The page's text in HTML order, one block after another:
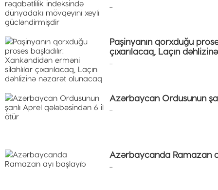
Paşinyanın qorxduğu
çıxarılacaq, Laçın
Azərbaycan Ordusunun
Azərbaycanda Ramazan